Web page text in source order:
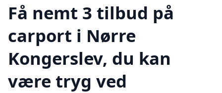
Få nemt 3 tilbud på
carport i Nørre
Kongerslev, du kan
være tryg ved